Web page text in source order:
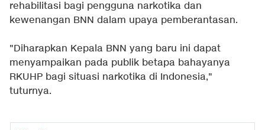
rehabilitasi bagi pengguna narkotika dan
kewenangan BNN dalam upaya pemberantasan.
"Diharapkan Kepala BNN yang baru ini dapat
menyampaikan pada publik betapa bahayanya
RKUHP bagi situasi narkotika di Indonesia,"
tuturnya.